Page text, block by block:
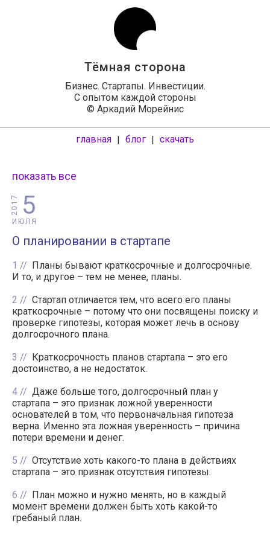
Тёмная сторона
Бизнес. Стартапы. Инвестиции.
С опытом каждой стороны
© Аркадий Морейнис
главная | блог | скачать
показать все
5
ИЮЛЯ
2017
О планировании в стартапе
1
Планы бывают краткосрочные и долгосрочные.
И то, и другое – тем не менее, планы.
2
Стартап отличается тем, что всего его планы
краткосрочные – потому что они посвящены поиску и
проверке гипотезы, которая может лечь в основу
долгосрочного плана.
3
Краткосрочность планов стартапа – это его
достоинство, а не недостаток.
4
Даже больше того, долгосрочный план у
стартапа – это признак ложной уверенности
основателей в том, что первоначальная гипотеза
верна. Именно эта ложная уверенность – причина
потери времени и денег.
5
Отсутствие хоть какого-то плана в действиях
стартапа – это признак отсутствия гипотезы.
6
План можно и нужно менять, но в каждый
момент времени должен быть хоть какой-то
гребаный план.